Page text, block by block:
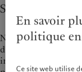
Stratégie et
Notre impact
d’investissement,
investissements
En savoir
politique
Ce site web utilise